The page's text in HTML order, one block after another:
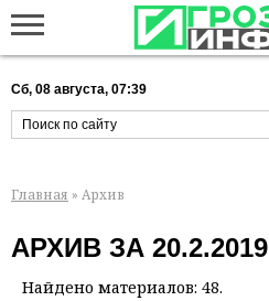
Сб, 08 августа, 07:39
Главная » Архив
АРХИВ ЗА 20.2.2019
Найдено материалов: 48.